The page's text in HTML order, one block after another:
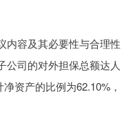
内容及其必要性与合理性
公司的对外担保总额达人
资产的比例为62.10%，